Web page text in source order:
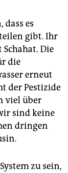
es
gibt. Ihr
Die
die
erneut
der Pestizide
viel über
sind keine
dringen
zu sein,